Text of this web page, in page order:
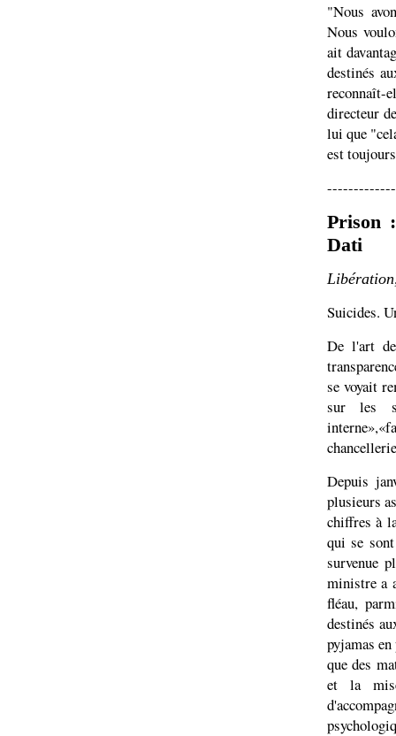
"Nous
Nous
ait
destinés
directeur
lui que
est
Prison
Dati
Suicides.
De l'art
se voyait
sur les
Depuis
plusieurs
chiffres à
qui se
survenue
ministre a
fléau,
destinés
pyjamas
que des
et la